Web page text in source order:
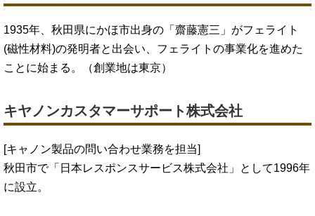
1935年、秋田県にかほ市出身の「齋藤憲三」がフェライト
(磁性材料)の発明者と出会い、フェライトの事業化を進めた
ことに始まる。（創業地は東京）
キヤノンカスタマーサポート株式会社
[キャノン製品の問い合わせ業務を担当]
秋田市で「日本レスポンスサービス株式会社」として1996年
に設立。